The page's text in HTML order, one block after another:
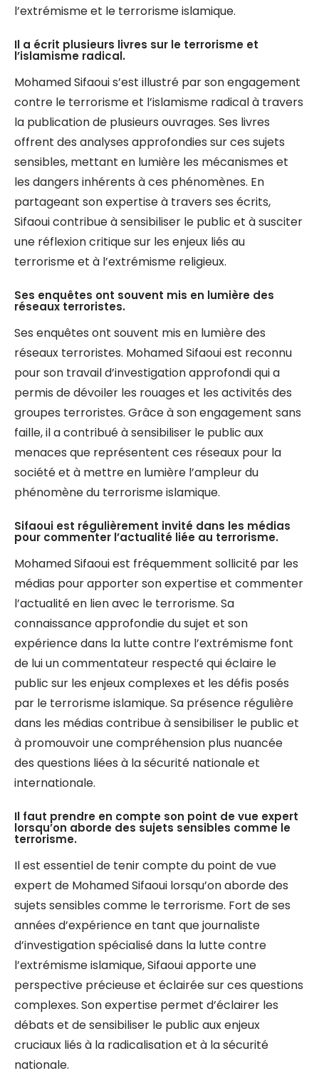
l’extrémisme et le terrorisme islamique.
Il a écrit plusieurs livres sur le terrorisme et
l’islamisme radical.
Mohamed Sifaoui s’est illustré par son engagement
contre le terrorisme et l’islamisme radical à travers
la publication de plusieurs ouvrages. Ses livres
offrent des analyses approfondies sur ces sujets
sensibles, mettant en lumière les mécanismes et
les dangers inhérents à ces phénomènes. En
partageant son expertise à travers ses écrits,
Sifaoui contribue à sensibiliser le public et à susciter
une réflexion critique sur les enjeux liés au
terrorisme et à l’extrémisme religieux.
Ses enquêtes ont souvent mis en lumière des
réseaux terroristes.
Ses enquêtes ont souvent mis en lumière des
réseaux terroristes. Mohamed Sifaoui est reconnu
pour son travail d’investigation approfondi qui a
permis de dévoiler les rouages et les activités des
groupes terroristes. Grâce à son engagement sans
faille, il a contribué à sensibiliser le public aux
menaces que représentent ces réseaux pour la
société et à mettre en lumière l’ampleur du
phénomène du terrorisme islamique.
Sifaoui est régulièrement invité dans les médias
pour commenter l’actualité liée au terrorisme.
Mohamed Sifaoui est fréquemment sollicité par les
médias pour apporter son expertise et commenter
l’actualité en lien avec le terrorisme. Sa
connaissance approfondie du sujet et son
expérience dans la lutte contre l’extrémisme font
de lui un commentateur respecté qui éclaire le
public sur les enjeux complexes et les défis posés
par le terrorisme islamique. Sa présence régulière
dans les médias contribue à sensibiliser le public et
à promouvoir une compréhension plus nuancée
des questions liées à la sécurité nationale et
internationale.
Il faut prendre en compte son point de vue expert
lorsqu’on aborde des sujets sensibles comme le
terrorisme.
Il est essentiel de tenir compte du point de vue
expert de Mohamed Sifaoui lorsqu’on aborde des
sujets sensibles comme le terrorisme. Fort de ses
années d’expérience en tant que journaliste
d’investigation spécialisé dans la lutte contre
l’extrémisme islamique, Sifaoui apporte une
perspective précieuse et éclairée sur ces questions
complexes. Son expertise permet d’éclairer les
débats et de sensibiliser le public aux enjeux
cruciaux liés à la radicalisation et à la sécurité
nationale.